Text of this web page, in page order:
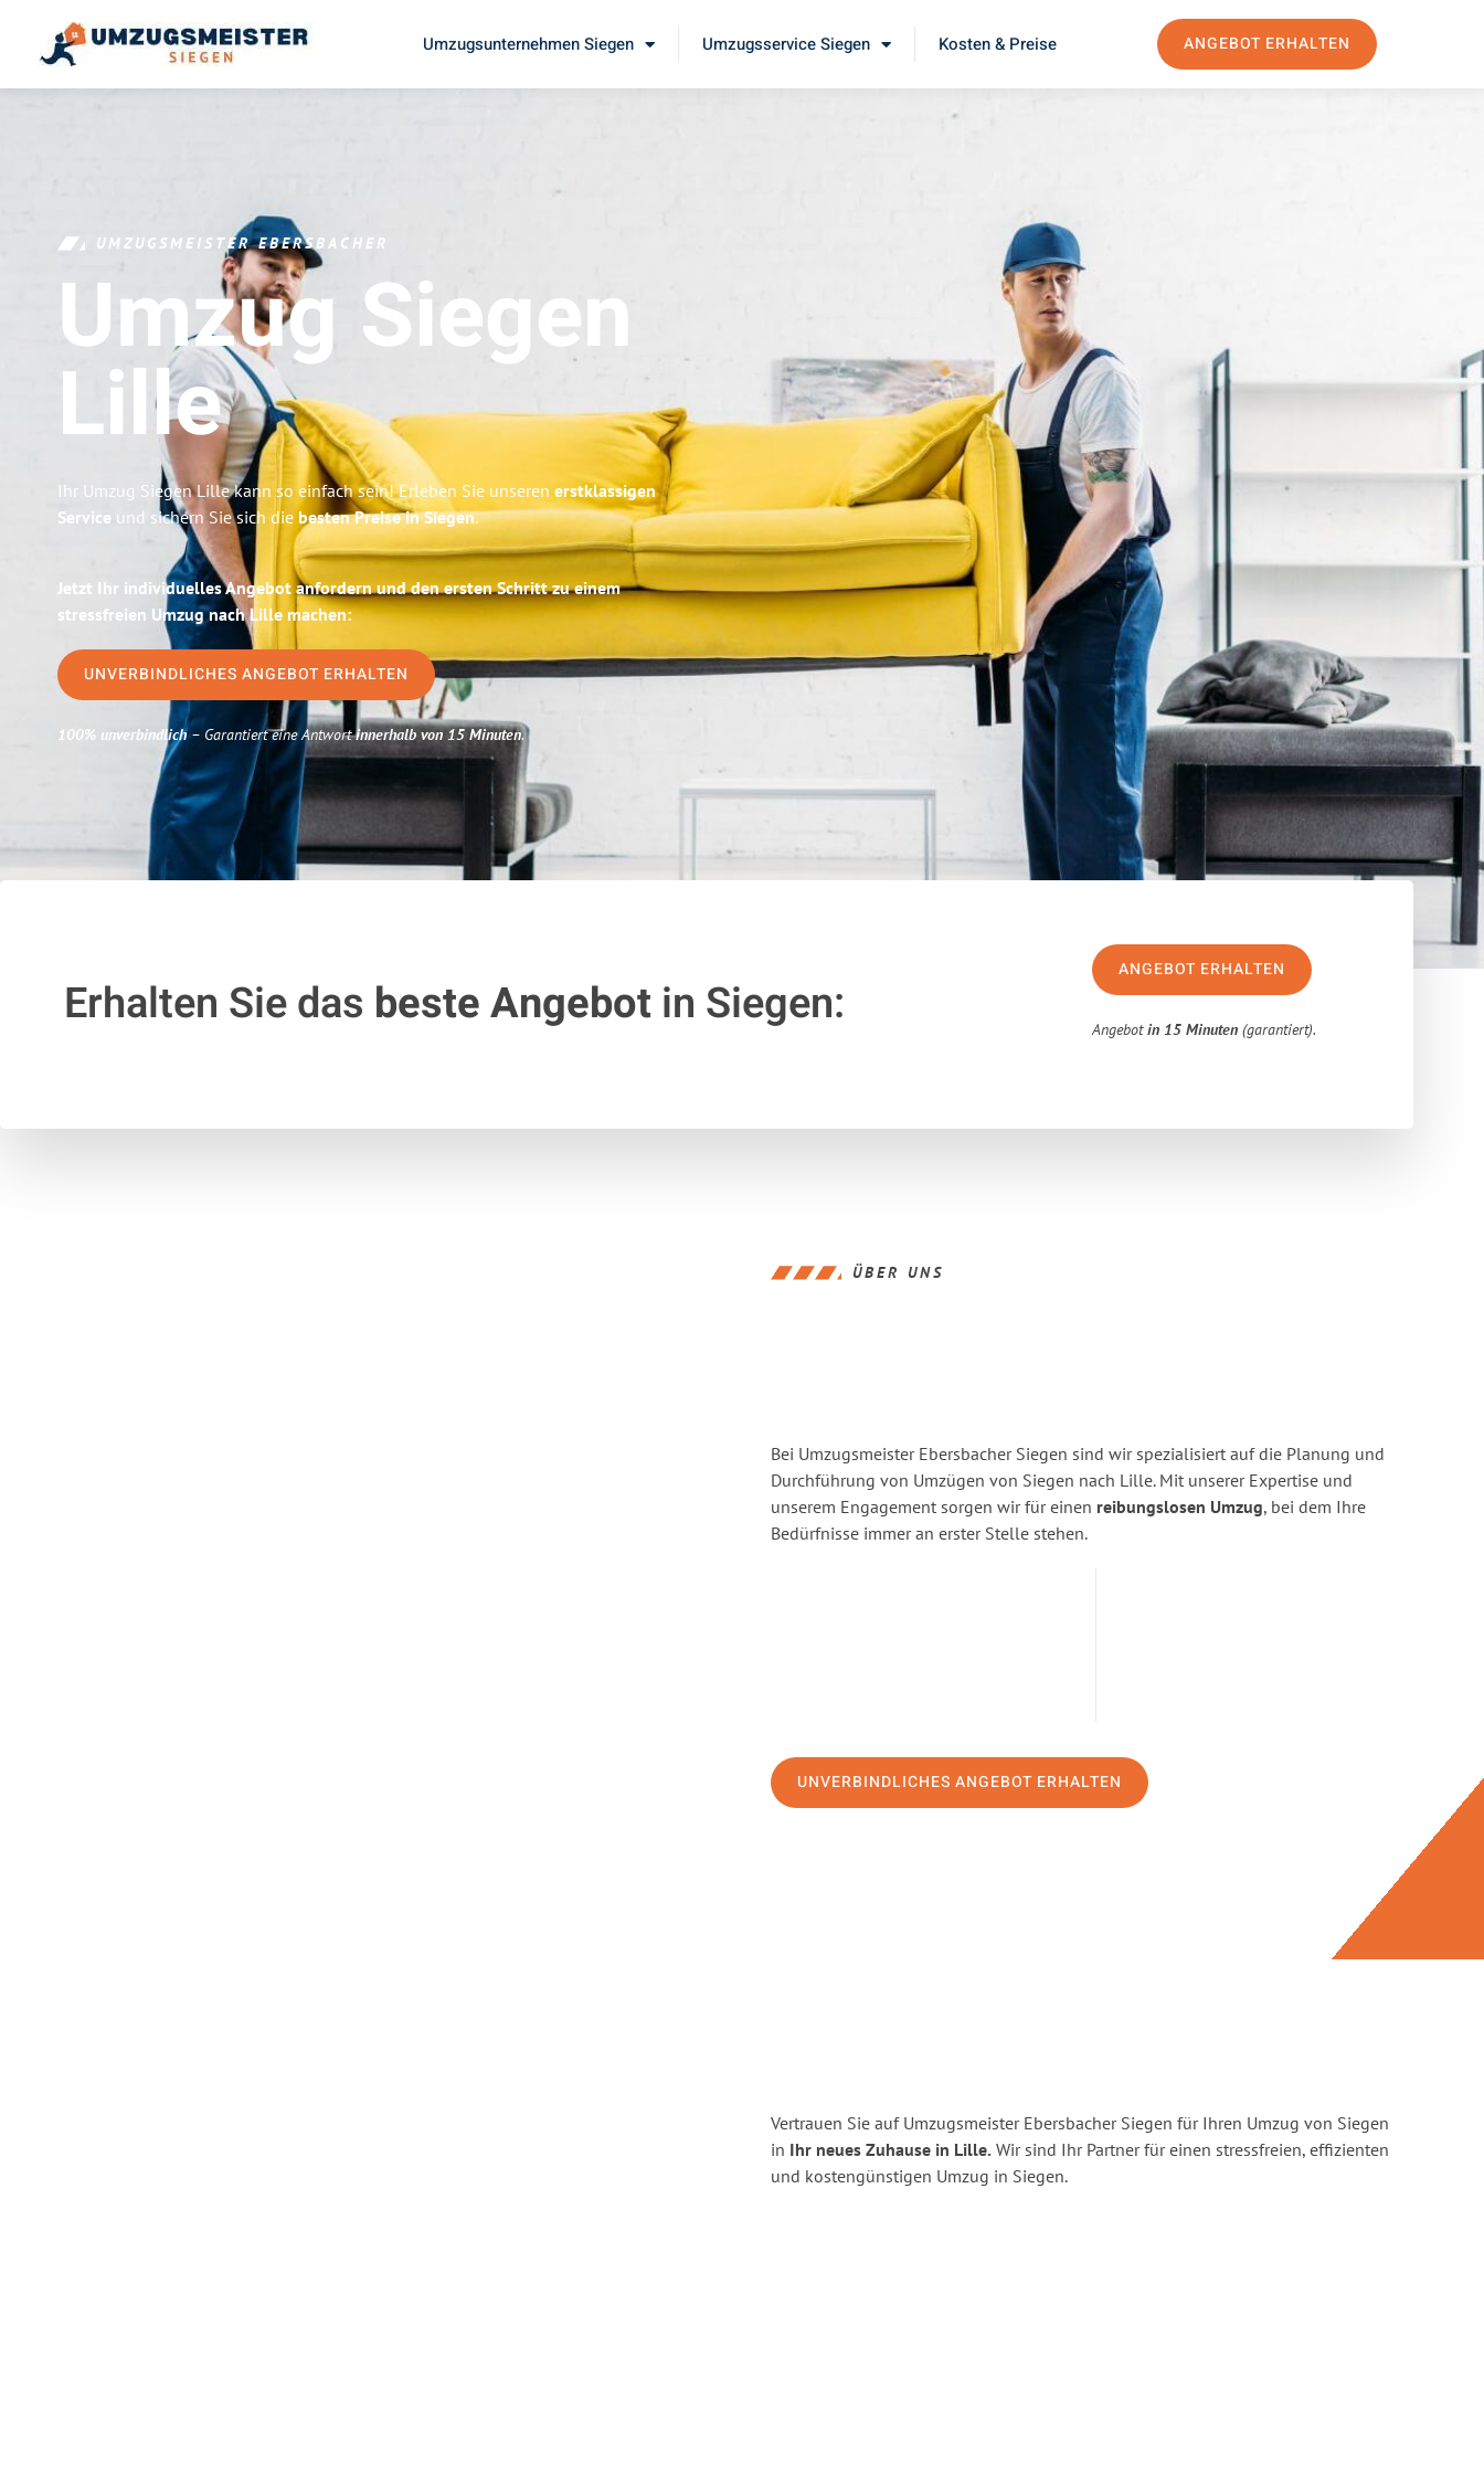
Umzugsunternehmen Siegen Umzugsservice Siegen Kosten & Preise ANGEBOT ERHALTEN
UMZUGSMEISTER EBERSBACHER
Umzug Siegen
Lille
Ihr Umzug Siegen Lille kann so einfach sein! Erleben Sie unseren erstklassigen
Service und sichern Sie sich die besten Preise in Siegen.
Jetzt Ihr individuelles Angebot anfordern und den ersten Schritt zu einem
stressfreien Umzug nach Lille machen:
UNVERBINDLICHES ANGEBOT ERHALTEN
100% unverbindlich– Garantiert eine Antwortinnerhalb von 15 Minuten.
Erhalten Sie das beste Angebotin Siegen:
ANGEBOT ERHALTEN
Angebotin 15 Minuten (garantiert).
ÜBER UNS
Bei Umzugsmeister Ebersbacher Siegen sind wir spezialisiert auf die Planung und
Durchführung von Umzügen von Siegen nach Lille. Mit unserer Expertise und
unserem Engagement sorgen wir für einen reibungslosen Umzug, bei dem Ihre
Bedürfnisse immer an erster Stelle stehen.
UNVERBINDLICHES ANGEBOT ERHALTEN
Vertrauen Sie auf Umzugsmeister Ebersbacher Siegen für Ihren Umzug von Siegen
in Ihr neues Zuhause in Lille. Wir sind Ihr Partner für einen stressfreien, effizienten
und kostengünstigen Umzug in Siegen.